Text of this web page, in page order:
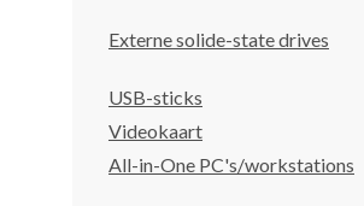
Externe solide-state drives
USB-sticks
Videokaart
All-in-One PC's/workstations